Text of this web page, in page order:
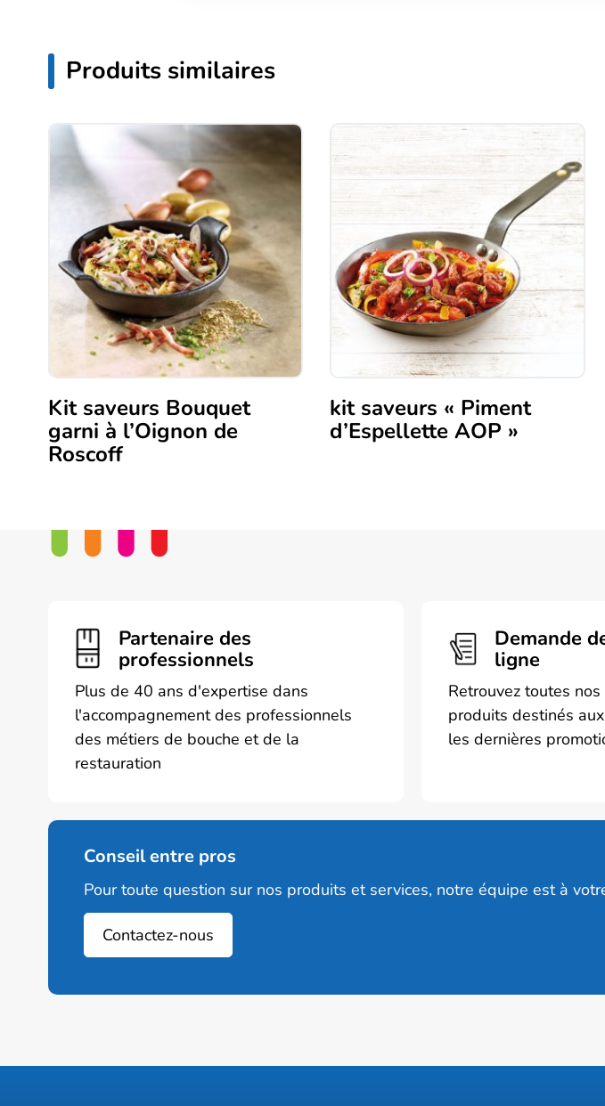
Produits similaires
Kit saveurs Bouquet
garni à l’Oignon de
Roscoff
kit saveurs « Piment
d’Espellette AOP »
Partenaire des
professionnels
Plus de 40 ans d'expertise dans
l'accompagnement des professionnels
des métiers de bouche et de la
restauration
Demande
ligne
Retrouvez toutes
produits destinés
les dernières
Conseil entre pros
Pour toute question sur nos produits et services, notre équipe est à
Contactez-nous